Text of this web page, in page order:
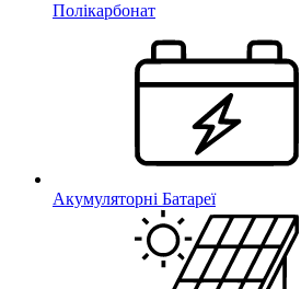
Полікарбонат
Акумуляторні Батареї